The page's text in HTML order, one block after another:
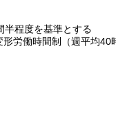
半程度を基準とする
時間制（週平均40時